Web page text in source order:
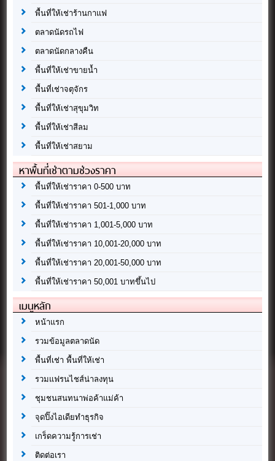
พื้นที่ให้เช่าร้านกาแฟ
ตลาดนัดรถไฟ
ตลาดนัดกลางคืน
พื้นที่ให้เช่าขายน้ำ
พื้นที่เช่าจตุจักร
พื้นที่ให้เช่าสุขุมวิท
พื้นที่ให้เช่าสีลม
พื้นที่ให้เช่าสยาม
หาพื้นที่เช่าตามช่วงราคา
พื้นที่ให้เช่าราคา 0-500 บาท
พื้นที่ให้เช่าราคา 501-1,000 บาท
พื้นที่ให้เช่าราคา 1,001-5,000 บาท
พื้นที่ให้เช่าราคา 10,001-20,000 บาท
พื้นที่ให้เช่าราคา 20,001-50,000 บาท
พื้นที่ให้เช่าราคา 50,001 บาทขึ้นไป
เมนูหลัก
หน้าแรก
รวมข้อมูลตลาดนัด
พื้นที่เช่า พื้นที่ให้เช่า
รวมแฟรนไชส์น่าลงทุน
ชุมชนสนทนาพ่อค้าแม่ค้า
จุดปิ๊งไอเดียทำธุรกิจ
เกร็ดความรู้การเช่า
ติดต่อเรา